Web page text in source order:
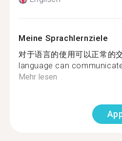
Meine Sprachlernziele
对于语言的使用可以正常的
language can
Mehr lesen